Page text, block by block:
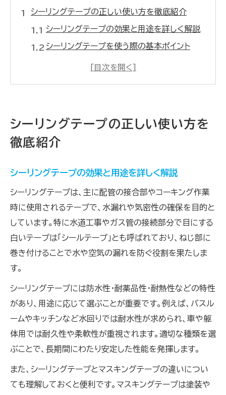
シーリングテープの正しい使い方を徹底紹介
シーリングテープの効果と用途を詳しく解説
シーリングテープを使う際の基本ポイント
シーリングテープで水漏れを防ぐ方法
シーリングテープとマスキングテープの違い
とは
シーリングテープが適したシーンを解説
マスキングテープとの効果的な併用方法
水道工事に役立つシーリングの実践知識
シーリングテープで水道工事の失敗を防ぐ方
水道用シーリングテープの選び方と注意点
シーリングで配管接合部の密着性を高めるコ
ツ
水道工事でシーリングテープが果たす役割
逆巻き防止のためのシーリングテープ活用法
防水性で選ぶシーリングテープの特徴
防水性が高いシーリングテープの見極め方
シーリングテープの正しい使い方を
徹底紹介
シーリングテープの効果と用途を詳しく解説
シーリングテープは、主に配管の接合部やコーキング作業
時に使用されるテープで、水漏れや気密性の確保を目的と
しています。特に水道工事やガス管の接続部分で目にする
白いテープは「シールテープ」とも呼ばれており、ねじ部に
巻き付けることで水や空気の漏れを防ぐ役割を果たしま
す。
シーリングテープには防水性・耐薬品性・耐熱性などの特性
があり、用途に応じて選ぶことが重要です。例えば、バスル
ームやキッチンなど水回りでは耐水性が求められ、車や躯
体用では耐久性や柔軟性が重視されます。適切な種類を選
ぶことで、長期間にわたり安定した性能を発揮します。
また、シーリングテープとマスキングテープの違いについ
ても理解しておくと便利です。マスキングテープは塗装や